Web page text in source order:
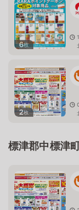
6枚
2枚
標津郡中標津